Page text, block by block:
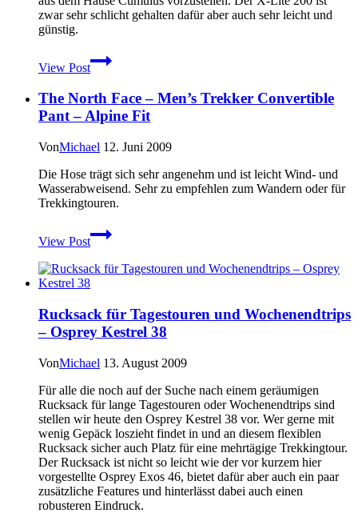
zwar sehr schlicht gehalten dafür aber auch sehr leicht und
günstig.
View Post
Sommerschlafsack:
Vorstellung
Praxistest
des
Cumulus
X-
Lite
200
The North Face – Men’s Trekker Convertible
Pant – Alpine Fit
VonMichael 12. Juni 2009
Die Hose trägt sich sehr angenehm und ist leicht Wind- und
Wasserabweisend. Sehr zu empfehlen zum Wandern oder für
Trekkingtouren.
View Post
The
North
–
Men’s
Convertible
Pant
–
Alpine
Fit
Rucksack für Tagestouren und Wochenendtrips
– Osprey Kestrel 38
VonMichael 13. August 2009
Für alle die noch auf der Suche nach einem geräumigen
Rucksack für lange Tagestouren oder Wochenendtrips sind
stellen wir heute den Osprey Kestrel 38 vor. Wer gerne mit
wenig Gepäck loszieht findet in und an diesem flexiblen
Rucksack sicher auch Platz für eine mehrtägige Trekkingtour.
Der Rucksack ist nicht so leicht wie der vor kurzem hier
vorgestellte Osprey Exos 46, bietet dafür aber auch ein paar
zusätzliche Features und hinterlässt dabei auch einen
robusteren Eindruck.